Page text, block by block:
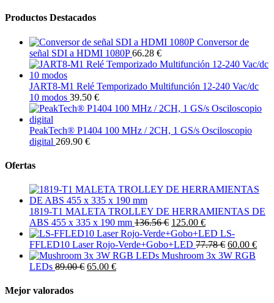
Productos Destacados
Conversor de
señal SDI a HDMI 1080P 66.28 €
JART8-M1 Relé Temporizado Multifunción 12-240 Vac/dc
10 modos 39.50 €
PeakTech® P1404 100 MHz / 2CH, 1 GS/s Osciloscopio
digital 269.90 €
Ofertas
1819-T1 MALETA TROLLEY DE HERRAMIENTAS DE
ABS 455 x 335 x 190 mm 136.56 € 125.00 €
LS-
FFLED10 Laser Rojo-Verde+Gobo+LED 77.78 € 60.00 €
Mushroom 3x 3W RGB
LEDs 89.00 € 65.00 €
Mejor valorados